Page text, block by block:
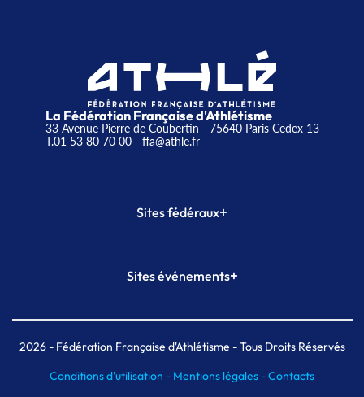
La Fédération Française d'Athlétisme
33 Avenue Pierre de Coubertin - 75640 Paris Cedex 13
T.01 53 80 70 00- ffa@athle.fr
Sites fédéraux+
Plateforme Formation
Sites événements+
Meeting de Paris indoor
MAIF Ekiden de Paris
2026- Fédération Française d'Athlétisme - Tous Droits Réservés
Conditions d'utilisation - Mentions légales -Contacts